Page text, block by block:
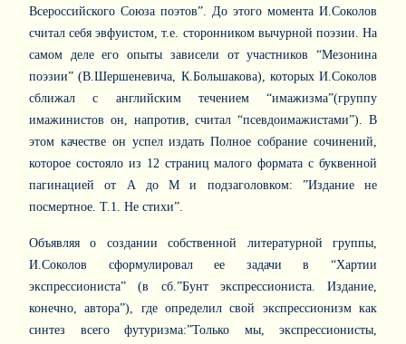
Всероссийского Союза поэтов”. До этого момента И.Соколов
считал себя эвфуистом, т.е. сторонником вычурной поэзии. На
самом деле его опыты зависели от участников “Мезонина
поэзии” (В.Шершеневича, К.Большакова), которых И.Соколов
сближал с английским течением “имажизма”(группу
имажинистов он, напротив, считал “псевдоимажистами”). В
этом качестве он успел издать Полное собрание сочинений,
которое состояло из 12 страниц малого формата с буквенной
пагинацией от А до М и подзаголовком: ”Издание не
посмертное. Т.1. Не стихи”.
Объявляя о создании собственной литературной группы,
И.Соколов сформулировал ее задачи в “Хартии
экспрессиониста” (в сб.”Бунт экспрессиониста. Издание,
конечно, автора”), где определил свой экспрессионизм как
синтез всего футуризма:”Только мы, экспрессионисты,